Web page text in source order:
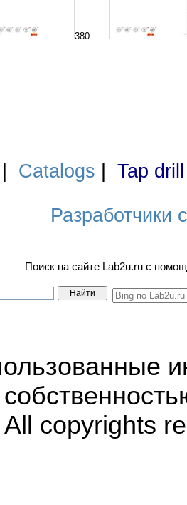
380
Catalogs Tap
Разработчики
Поиск на сайте Lab2u.ru с
All copyrights